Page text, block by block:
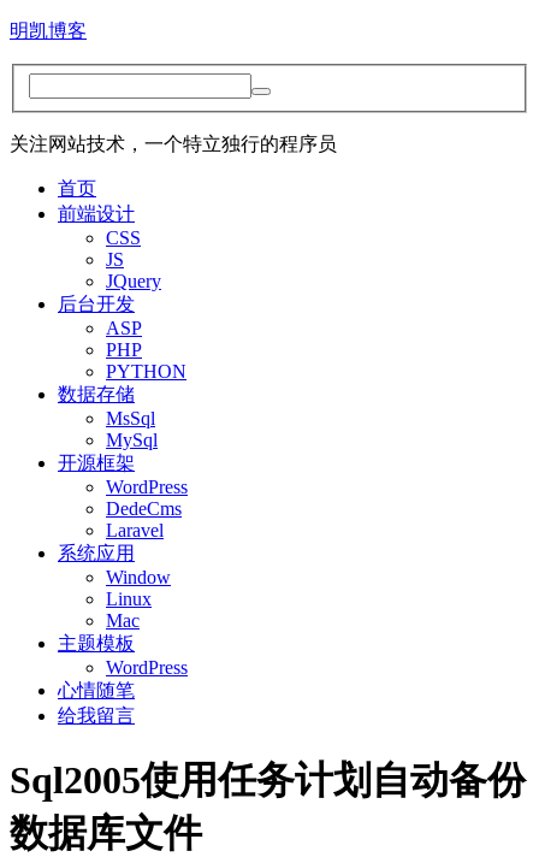
明凯博客
关注网站技术，一个特立独行的程序员
首页
前端设计
CSS
JS
JQuery
后台开发
ASP
PHP
PYTHON
数据存储
MsSql
MySql
开源框架
WordPress
DedeCms
Laravel
系统应用
Window
Linux
Mac
主题模板
WordPress
心情随笔
给我留言
Sql2005使用任务计划自动备份
数据库文件